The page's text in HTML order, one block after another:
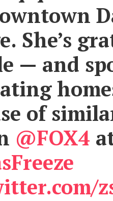
She’s
— and
of
@FOX4